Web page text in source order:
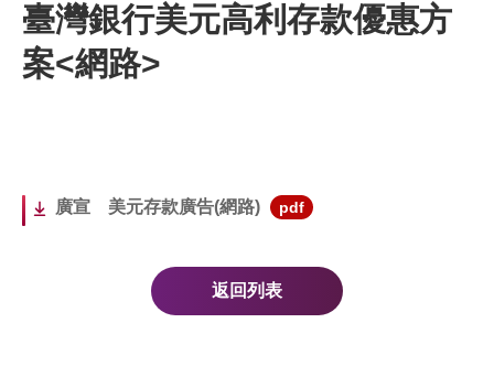
臺灣銀行美元高利存款優惠方
案<網路>
廣宣 美元存款廣告(網路) pdf
返回列表